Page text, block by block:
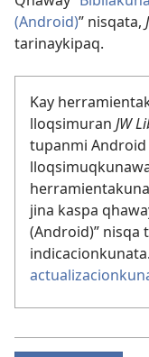
(Android)” nisqata,
tarinaykipaq.
Kay
lloqsimuran JW
tupanmi Android
jina kaspa
(Android)” nisqa